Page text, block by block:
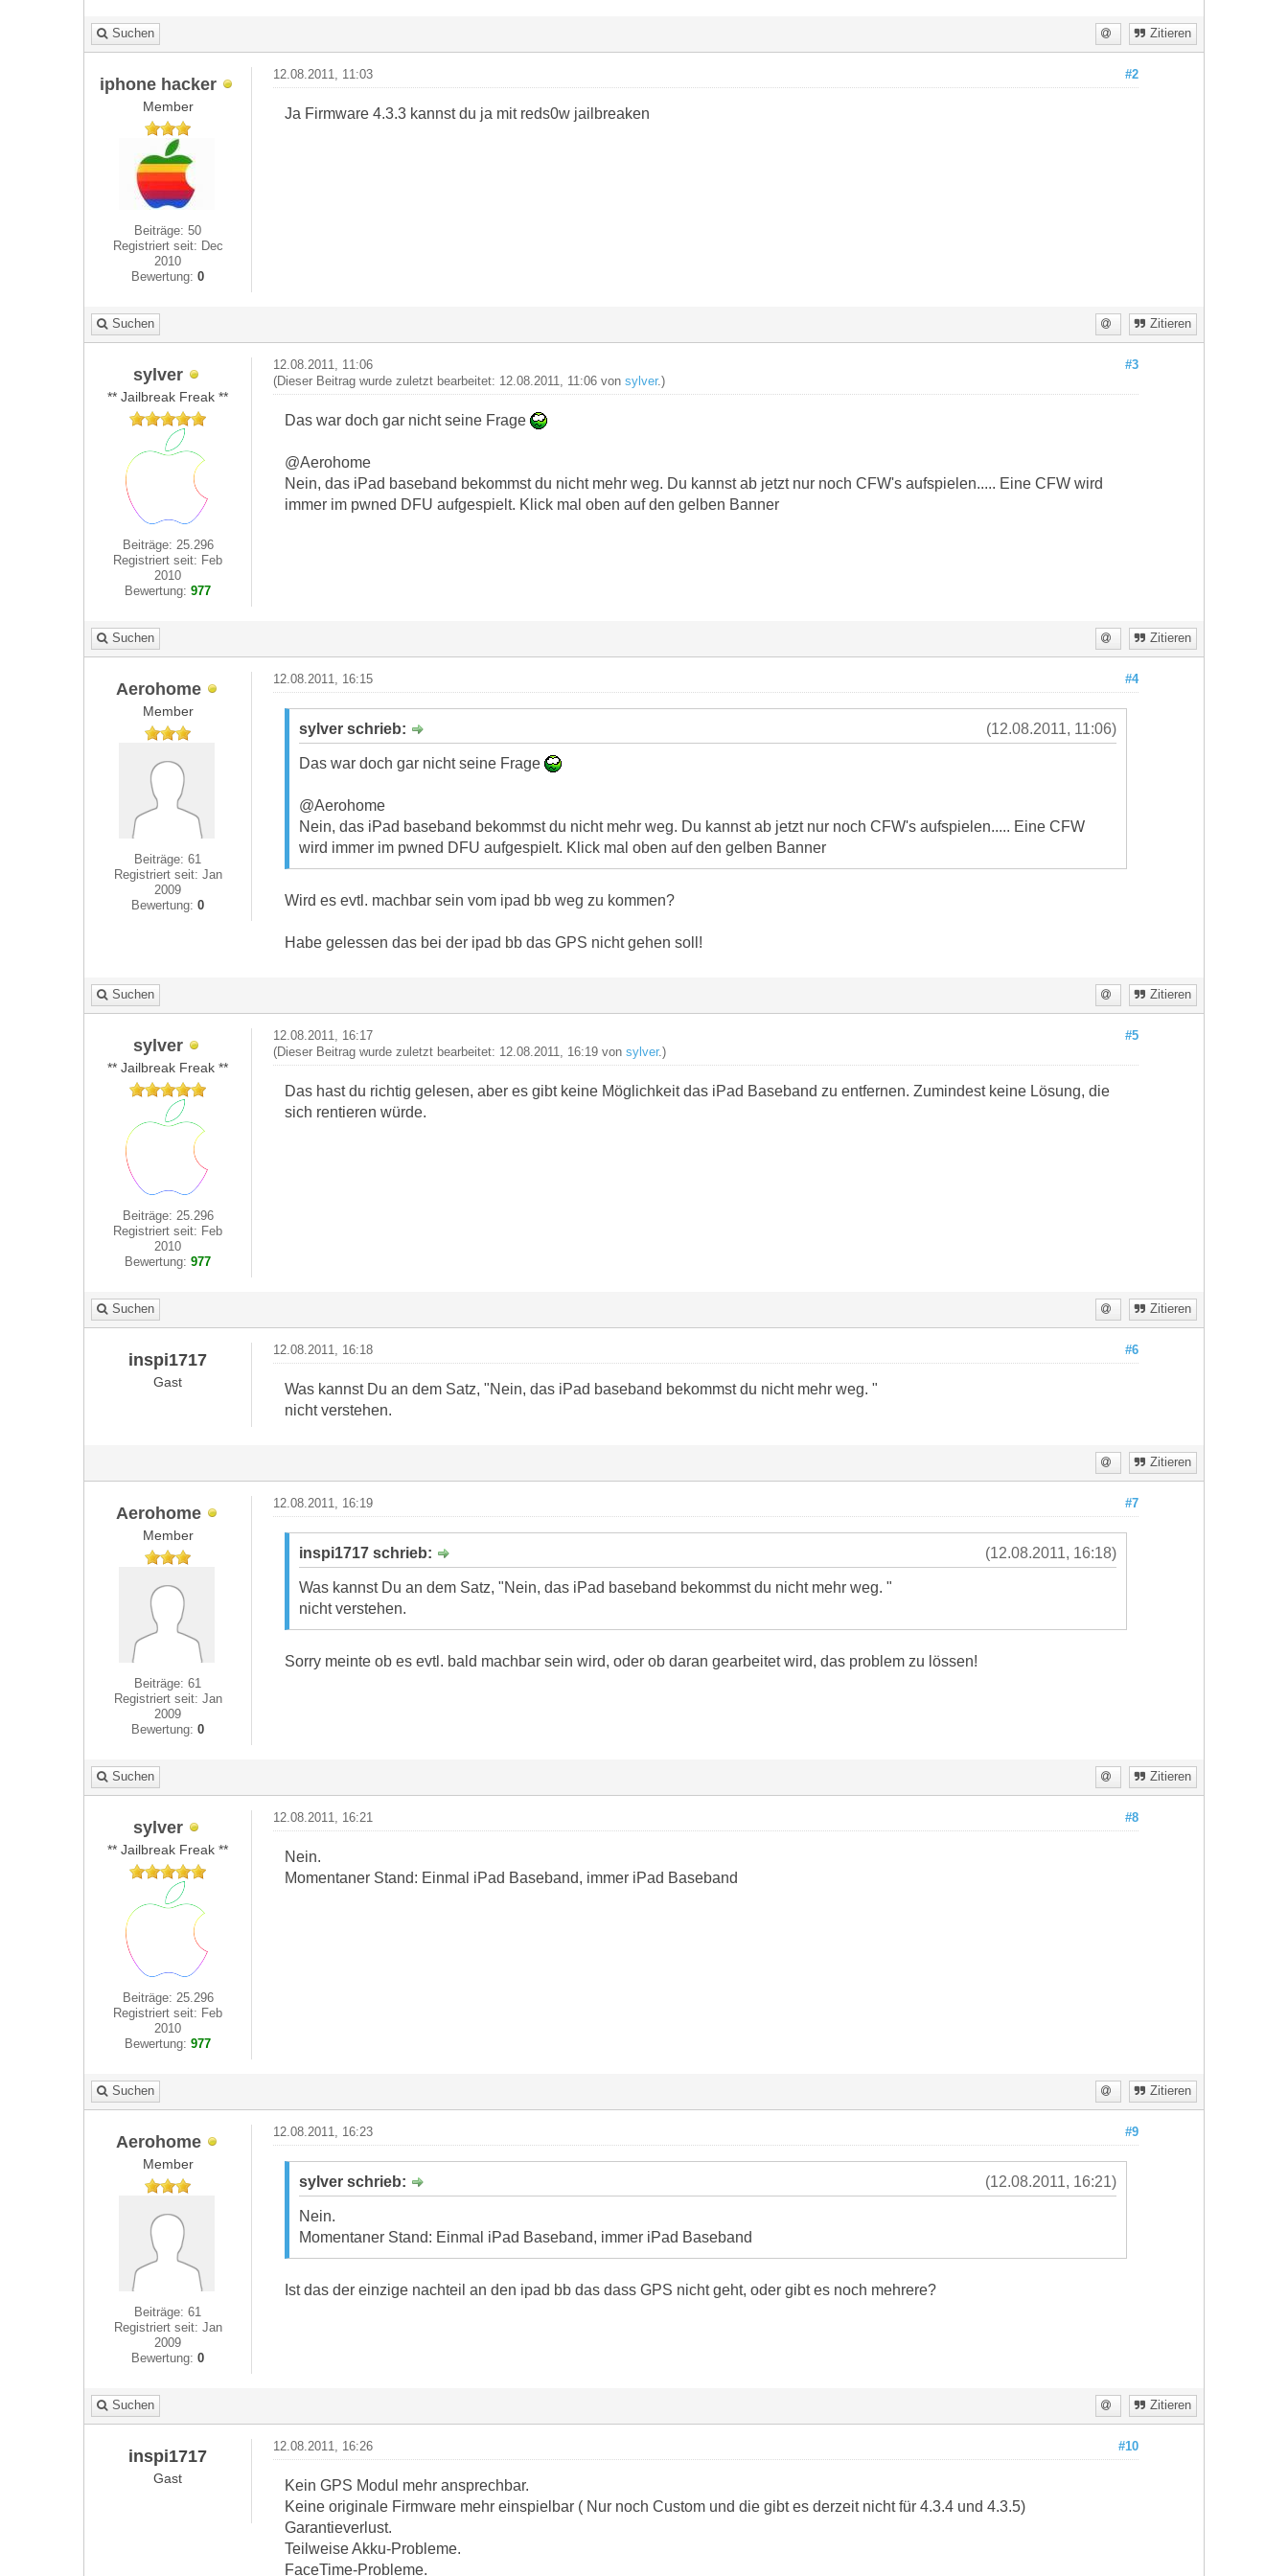
Suchen Zitieren
iphone hacker
Member
Beiträge: 50
Registriert seit: Dec
2010
Bewertung:0
#2
12.08.2011, 11:03
Ja Firmware 4.3.3 kannst du ja mit reds0w jailbreaken
Suchen Zitieren
sylver
** Jailbreak Freak **
Beiträge: 25.296
Registriert seit: Feb
2010
Bewertung:977
#3
12.08.2011, 11:06
(Dieser Beitrag wurde zuletzt bearbeitet: 12.08.2011, 11:06 von sylver.)
Das war doch gar nicht seine Frage
@Aerohome
Nein, das iPad baseband bekommst du nicht mehr weg. Du kannst ab jetzt nur noch CFW's aufspielen..... Eine CFW wird
immer im pwned DFU aufgespielt. Klick mal oben auf den gelben Banner
Suchen Zitieren
Aerohome
Member
Beiträge: 61
Registriert seit: Jan
2009
Bewertung:0
#4
12.08.2011, 16:15
(12.08.2011, 11:06)
sylver schrieb:
Das war doch gar nicht seine Frage
@Aerohome
Nein, das iPad baseband bekommst du nicht mehr weg. Du kannst ab jetzt nur noch CFW's aufspielen..... Eine CFW
wird immer im pwned DFU aufgespielt. Klick mal oben auf den gelben Banner
Wird es evtl. machbar sein vom ipad bb weg zu kommen?
Habe gelessen das bei der ipad bb das GPS nicht gehen soll!
Suchen Zitieren
sylver
** Jailbreak Freak **
Beiträge: 25.296
Registriert seit: Feb
2010
Bewertung:977
#5
12.08.2011, 16:17
(Dieser Beitrag wurde zuletzt bearbeitet: 12.08.2011, 16:19 von sylver.)
Das hast du richtig gelesen, aber es gibt keine Möglichkeit das iPad Baseband zu entfernen. Zumindest keine Lösung, die
sich rentieren würde.
Suchen Zitieren
inspi1717
Gast
#6
12.08.2011, 16:18
Was kannst Du an dem Satz, "Nein, das iPad baseband bekommst du nicht mehr weg. "
nicht verstehen.
Zitieren
Aerohome
Member
Beiträge: 61
Registriert seit: Jan
2009
Bewertung:0
#7
12.08.2011, 16:19
(12.08.2011, 16:18)
inspi1717 schrieb:
Was kannst Du an dem Satz, "Nein, das iPad baseband bekommst du nicht mehr weg. "
nicht verstehen.
Sorry meinte ob es evtl. bald machbar sein wird, oder ob daran gearbeitet wird, das problem zu lössen!
Suchen Zitieren
sylver
** Jailbreak Freak **
Beiträge: 25.296
Registriert seit: Feb
2010
Bewertung:977
#8
12.08.2011, 16:21
Nein.
Momentaner Stand: Einmal iPad Baseband, immer iPad Baseband
Suchen Zitieren
Aerohome
Member
Beiträge: 61
Registriert seit: Jan
2009
Bewertung:0
#9
12.08.2011, 16:23
(12.08.2011, 16:21)
sylver schrieb:
Nein.
Momentaner Stand: Einmal iPad Baseband, immer iPad Baseband
Ist das der einzige nachteil an den ipad bb das dass GPS nicht geht, oder gibt es noch mehrere?
Suchen Zitieren
inspi1717
Gast
#10
12.08.2011, 16:26
Kein GPS Modul mehr ansprechbar.
Keine originale Firmware mehr einspielbar ( Nur noch Custom und die gibt es derzeit nicht für 4.3.4 und 4.3.5)
Garantieverlust.
Teilweise Akku-Probleme.
FaceTime-Probleme.